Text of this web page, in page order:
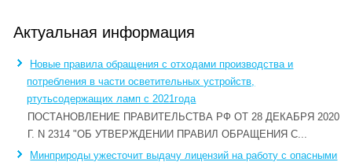
Актуальная информация
Новые правила обращения с отходами производства и
потребления в части осветительных устройств,
ртутьсодержащих ламп c 2021года
ПОСТАНОВЛЕНИЕ ПРАВИТЕЛЬСТВА РФ ОТ 28 ДЕКАБРЯ 2020
Г. N 2314 "ОБ УТВЕРЖДЕНИИ ПРАВИЛ ОБРАЩЕНИЯ С...
Минприроды ужесточит выдачу лицензий на работу с опасными